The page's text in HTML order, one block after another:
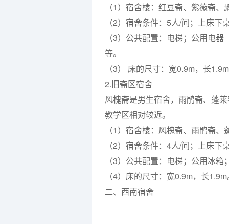
（1）宿舍楼：红豆斋、紫薇斋、
（2）宿舍条件：5人/间；上床下
（3）公共配置：电梯；公用电
等。
（3） 床的尺寸：宽0.9m，长
2.旧斋区宿舍
风槐斋是男生宿舍，雨鹃斋、蓬
教学区相对较近。
（1）宿舍楼：风槐斋、雨鹃斋、
（2）宿舍条件：4人/间；上床
（3）公共配置：电梯；公用冰
（4）床的尺寸：宽0.9m，长
二、西南宿舍